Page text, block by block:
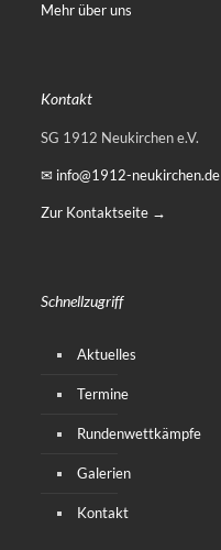
Mehr über uns
Kontakt
SG 1912 Neukirchen e.V.
✉ info@1912-neukirchen.de
Zur Kontaktseite →
Schnellzugriff
Aktuelles
Termine
Rundenwettkämpfe
Galerien
Kontakt